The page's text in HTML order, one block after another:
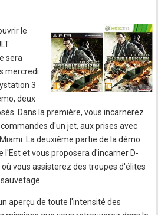
le
sera
mercredi
3
deux
Dans la première, vous incarnerez
d'un jet, aux prises avec
La deuxième partie de la démo
l'Est et vous proposera d'incarner D-
où vous assisterez des troupes d'élites
aperçu de toute l'intensité des